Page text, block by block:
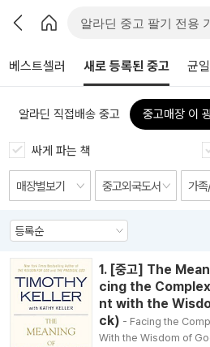
베스트셀러 새로 등록된 중고 균
알라딘 직접배송 중고 중고매장 이
싸게 파는 책
1. [중고] The
cing the
nt with the
ck) - Facing the
With the Wisdom of